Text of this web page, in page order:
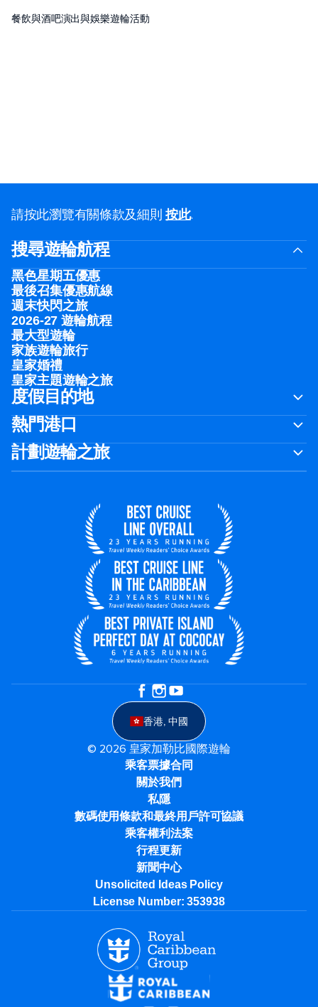
餐飲與酒吧演出與娛樂遊輪活動
請按此瀏覽有關條款及細則按此.
搜尋遊輪航程
黑色星期五優惠
最後召集優惠航線
週末快閃之旅
2026-27 遊輪航程
最大型遊輪
家族遊輪旅行
皇家婚禮
皇家主題遊輪之旅
度假目的地
熱門港口
計劃遊輪之旅
香港, 中國
© 2026 皇家加勒比國際遊輪
乘客票據合同
關於我們
私隱
數碼使用條款和最終用戶許可協議
乘客權利法案
行程更新
新聞中心
Unsolicited Ideas Policy
License Number: 353938